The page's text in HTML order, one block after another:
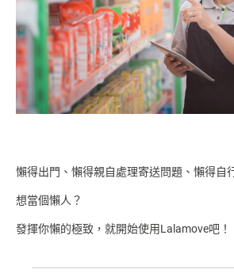
懶得出門、懶得親自處理寄送問題、懶得自
想當個懶人？
發揮你懶的極致，就開始使用Lalamove吧！